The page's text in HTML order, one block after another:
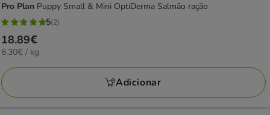
Pro Plan Puppy Small & Mini OptiDerma Salmão ração
5
estrelas
com
2
avaliações
5(2)
Preço
18.89€
18.89€
6.30€
KG
6.30€ / kg
Adicionar